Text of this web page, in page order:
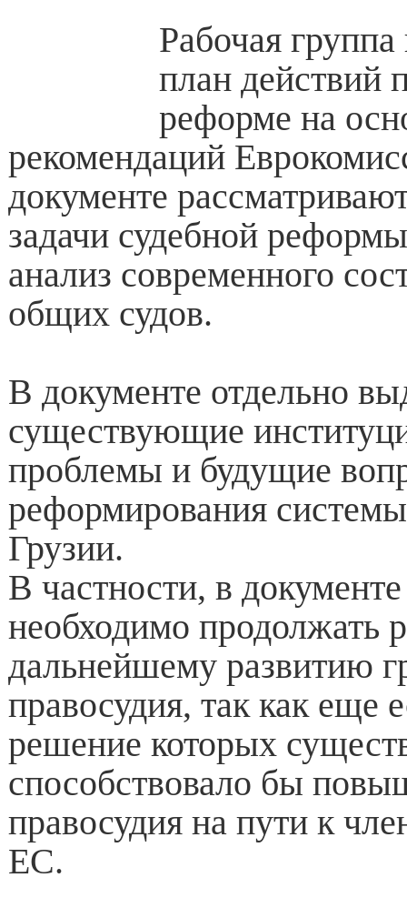
Рабочая группа
план действий
реформе на
рекомендаций
документе
задачи судебной
анализ современного
общих судов.
В документе отдельно
существующие
проблемы и будущие
реформирования
Грузии.
В частности, в
необходимо продолжать
дальнейшему развитию
правосудия, так как еще
решение которых
способствовало бы
правосудия на пути к
ЕС.